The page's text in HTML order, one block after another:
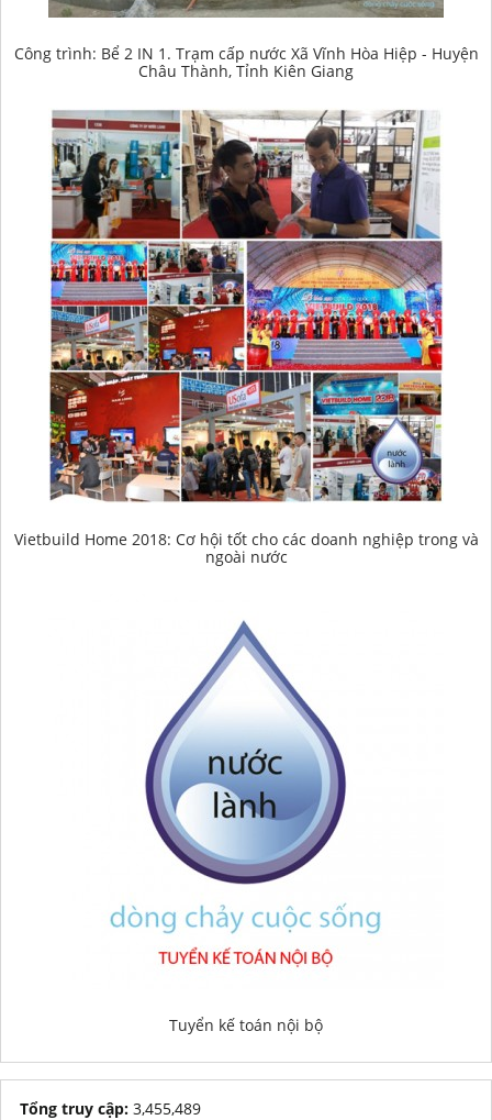
Công trình: Bể 2 IN 1. Trạm cấp nước Xã Vĩnh Hòa Hiệp - Huyện
Châu Thành, Tỉnh Kiên Giang
Vietbuild Home 2018: Cơ hội tốt cho các doanh nghiệp trong và
ngoài nước
Tuyển kế toán nội bộ
Tổng truy cập: 3,455,489